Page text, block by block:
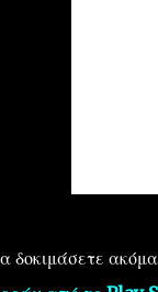
δοκιμάσετε